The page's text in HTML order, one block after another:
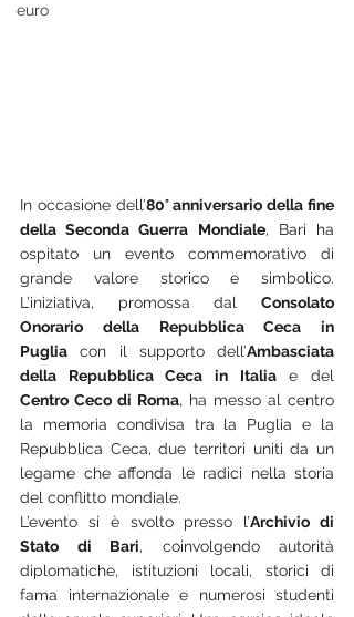
euro
In occasione dell’80° anniversario della fine
della Seconda Guerra Mondiale, Bari ha
ospitato un evento commemorativo di
grande valore storico e simbolico.
L’iniziativa, promossa dal Consolato
Onorario della Repubblica Ceca in
Puglia con il supporto dell’Ambasciata
della Repubblica Ceca in Italia
Centro Ceco di Roma, ha messo al centro
la memoria condivisa tra la Puglia e la
Repubblica Ceca, due territori uniti da un
legame che affonda le radici nella storia
del conflitto mondiale.
L’evento si è svolto presso l’Archivio di
Stato di Bari, coinvolgendo autorità
diplomatiche, istituzioni locali, storici di
fama internazionale e numerosi studenti